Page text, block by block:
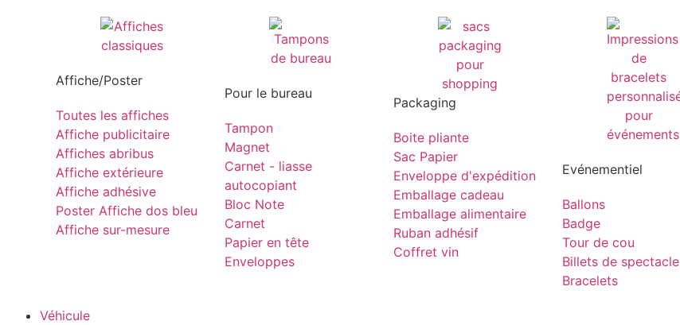
Affiche/Poster
Toutes les affiches
Affiche publicitaire
Affiches abribus
Affiche extérieure
Affiche adhésive
Poster Affiche dos bleu
Affiche sur-mesure
Pour le bureau
Tampon
Magnet
Carnet - liasse
autocopiant
Bloc Note
Carnet
Papier en tête
Enveloppes
Packaging
Boite pliante
Sac Papier
Enveloppe d'expédition
Emballage cadeau
Emballage alimentaire
Ruban adhésif
Coffret vin
Evénementiel
Ballons
Badge
Tour de cou
Billets de spectacle
Bracelets
Véhicule